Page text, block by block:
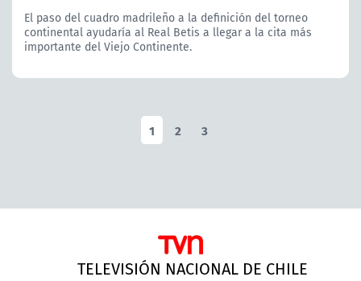
El paso del cuadro madrileño a la definición del torneo
continental ayudaría al Real Betis a llegar a la cita más
importante del Viejo Continente.
1 2 3
TELEVISIÓN NACIONAL DE CHILE